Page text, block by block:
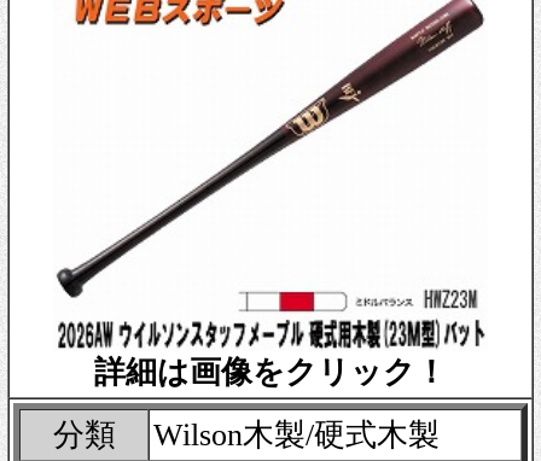
詳細は画像をクリック！
分類
Wilson木製/硬式木製